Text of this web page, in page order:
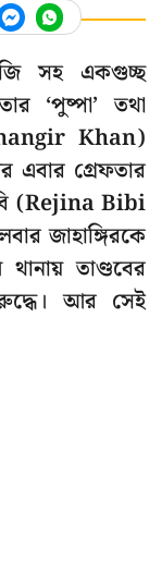
সহ একগুচ্ছ
‘পুষ্পা’ তথা
Khan)
গ্রেফতার
(Rejina Bibi
জাহাঙ্গিরকে
তাণ্ডবের
আর সেই